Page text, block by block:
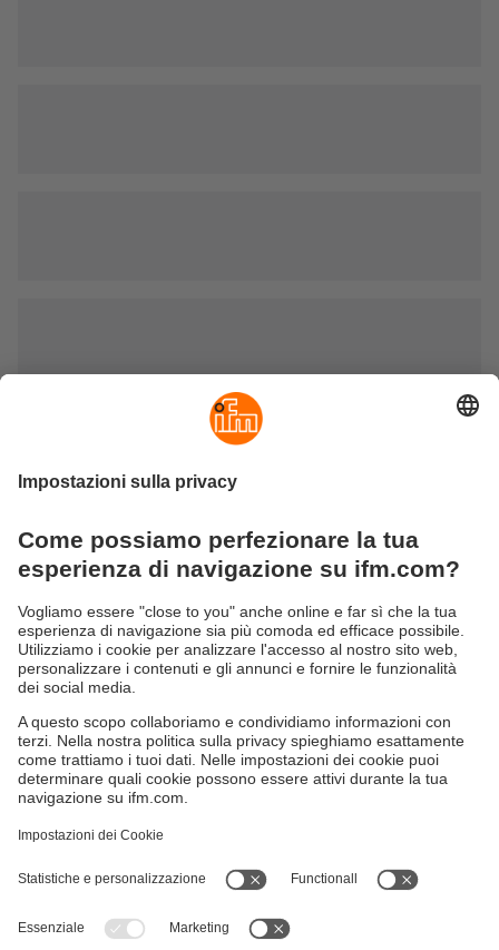
Sostenibilità
Garanzia ifm
Sedi (EN)
Responsible Disclosure
Cookies